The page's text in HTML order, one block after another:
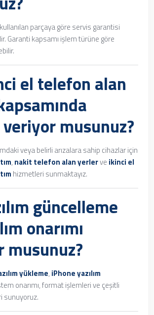
parçaya göre servis garantisi
Garanti kapsamı işlem türüne göre
el telefon alan
musunuz?
veya belirli arızalara sahip cihazlar için
, nakit telefon alan yerlerve ikinci el
hizmetleri sunmaktayız.
güncelleme
onarımı
musunuz?
yükleme, iPhone yazılım
onarımı, format işlemleri ve çeşitli
sunuyoruz.